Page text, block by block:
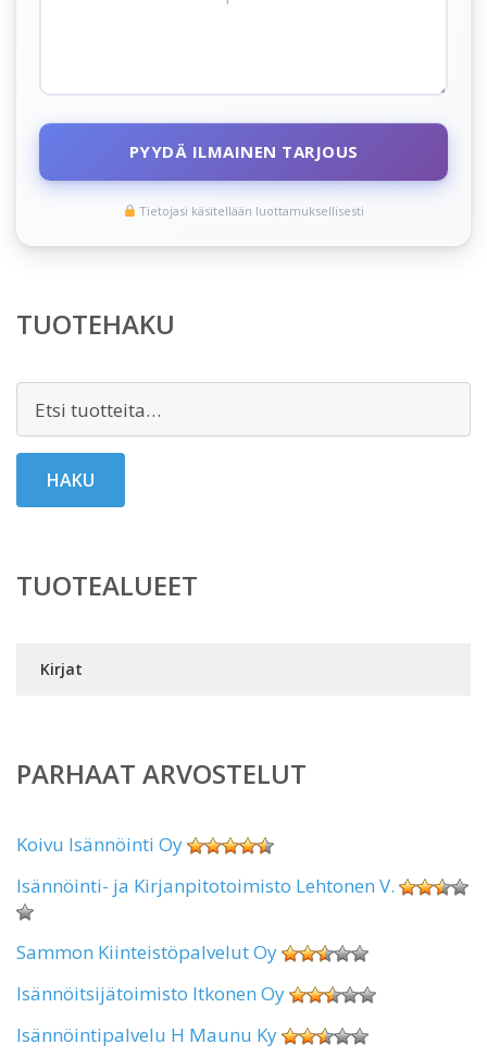
PYYDÄ ILMAINEN TARJOUS
Tietojasi käsitellään luottamuksellisesti
TUOTEHAKU
HAKU
TUOTEALUEET
Kirjat
PARHAAT ARVOSTELUT
Koivu Isännöinti Oy
Isännöinti- ja Kirjanpitotoimisto Lehtonen V.
Sammon Kiinteistöpalvelut Oy
Isännöitsijätoimisto Itkonen Oy
Isännöintipalvelu H Maunu Ky